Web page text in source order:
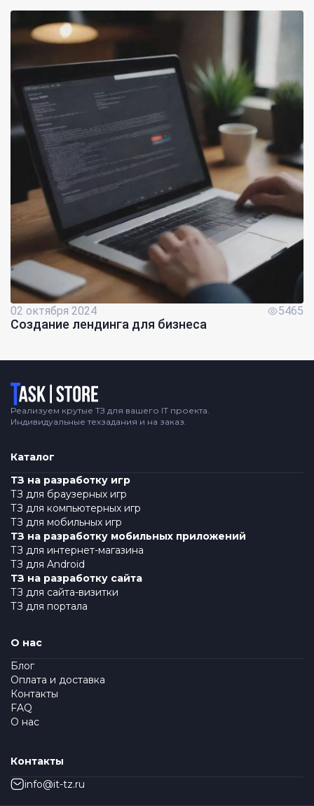
02 октября 2024 5465
Создание лендинга для бизнеса
Логотип
Реализуем крутые ТЗ для вашего IT проекта.
Индивидуальные техзадания и на заказ.
Каталог
ТЗ на разработку игр
ТЗ для браузерных игр
ТЗ для компьютерных игр
ТЗ для мобильных игр
ТЗ на разработку мобильных приложений
ТЗ для интернет-магазина
ТЗ для Android
ТЗ на разработку сайта
ТЗ для сайта-визитки
ТЗ для портала
О нас
Блог
Оплата и доставка
Контакты
FAQ
О нас
Контакты
info@it-tz.ru